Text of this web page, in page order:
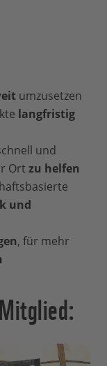
umzusetzen
langfristig
und
Ort zu helfen
und
, für mehr